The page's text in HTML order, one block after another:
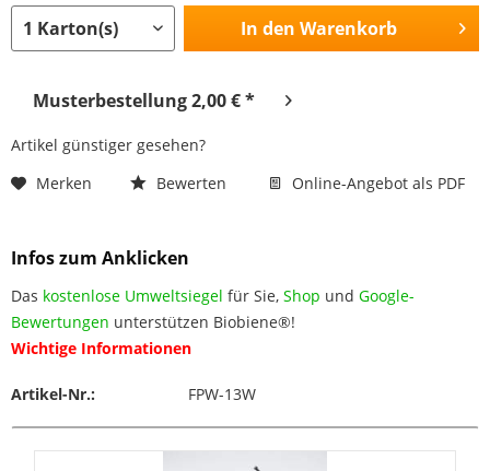
In den Warenkorb
Musterbestellung 2,00 € *
Artikel günstiger gesehen?
Merken
Bewerten Online-Angebot als PDF
Infos zum Anklicken
Das kostenlose Umweltsiegel für Sie, Shop und Google-
Bewertungen unterstützen Biobiene®!
Wichtige Informationen
Artikel-Nr.: FPW-13W